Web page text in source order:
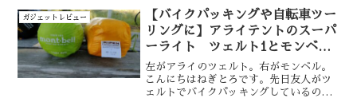
ガジェットレビュー
【バイクパッキングや自転車ツー
リングに】アライテントのスーパ
ーライト ツェルト1とモンベル
の ライトツェルトを実際に並べ
て比較してみた！
左がアライのツェルト。右がモンベル。
こんにちはねぎとろです。先日友人がツ
ェルトでバイクパッキングしているのを